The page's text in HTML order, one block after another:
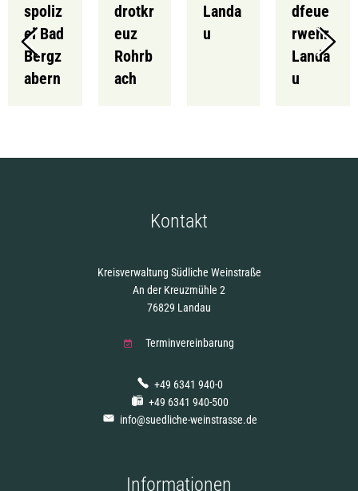
spoliz
ei Bad
Bergz
abern
drotkr
euz
Rohrb
ach
Landa
u
dfeue
rwehr
Landa
u
Kontakt
Kreisverwaltung Südliche Weinstraße
An der Kreuzmühle 2
76829 Landau
Terminvereinbarung
+49 6341 940-0
+49 6341 940-500
info@suedliche-weinstrasse.de
Informationen